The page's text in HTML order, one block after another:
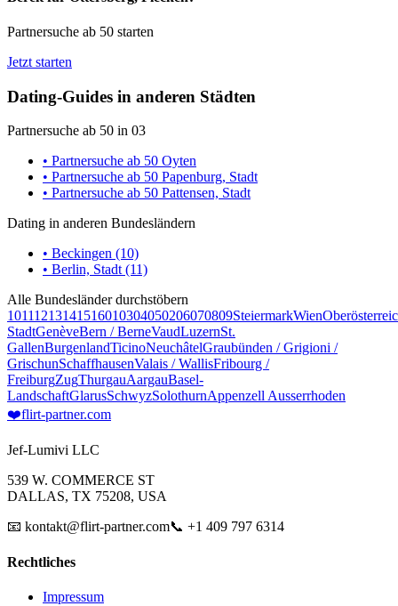
Partnersuche ab 50 starten
Jetzt starten
Dating-Guides in anderen Städten
Partnersuche ab 50 in 03
• Partnersuche ab 50 Oyten
• Partnersuche ab 50 Papenburg, Stadt
• Partnersuche ab 50 Pattensen, Stadt
Dating in anderen Bundesländern
• Beckingen (10)
• Berlin, Stadt (11)
Alle Bundesländer durchstöbern
10111213141516010304050206070809SteiermarkWien
StadtGenèveBern / BerneVaudLuzernSt.
GallenBurgenlandTicinoNeuchâtelGraubünden / Grigioni /
GrischunSchaffhausenValais / WallisFribourg /
FreiburgZugThurgauAargauBasel-
LandschaftGlarusSchwyzSolothurnAppenzell Ausserrhoden
❤️flirt-partner.com
Jef-Lumivi LLC
539 W. COMMERCE ST
DALLAS, TX 75208, USA
📧 kontakt@flirt-partner.com📞 +1 409 797 6314
Rechtliches
Impressum